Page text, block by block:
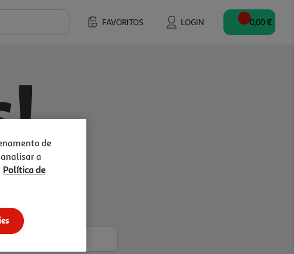
FAVORITOS LOGIN 0,00 €
de
a
Política de